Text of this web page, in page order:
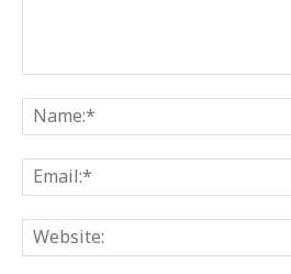
Comment: